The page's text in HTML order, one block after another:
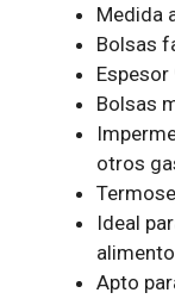
Medida
Bolsas
Bolsas
otros
Ideal
Apto